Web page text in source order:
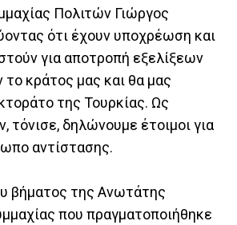
Πολιτών Γιώργος
ότι έχουν υποχρέωση και
για αποτροπή εξελίξεων
κράτος μας και θα μας
της Τουρκίας. Ως
τόνισε, δηλώνουμε έτοιμοι για
αντίστασης.
βήματος της Ανωτάτης
που πραγματοποιήθηκε